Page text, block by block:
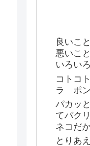
良いこ
悪いこ
いろい
コトコ
ラ ポン
パカッ
てパク
ネコだか
とりあ